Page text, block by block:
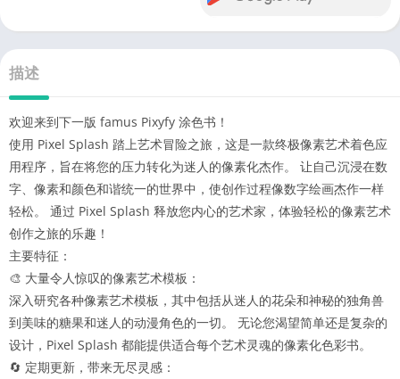
描述
欢迎来到下一版 famus Pixyfy 涂色书！
使用 Pixel Splash 踏上艺术冒险之旅，这是一款终极像素艺术着色应
用程序，旨在将您的压力转化为迷人的像素化杰作。 让自己沉浸在数
字、像素和颜色和谐统一的世界中，使创作过程像数字绘画杰作一样
轻松。 通过 Pixel Splash 释放您内心的艺术家，体验轻松的像素艺术
创作之旅的乐趣！
主要特征：
🎨 大量令人惊叹的像素艺术模板：
深入研究各种像素艺术模板，其中包括从迷人的花朵和神秘的独角兽
到美味的糖果和迷人的动漫角色的一切。 无论您渴望简单还是复杂的
设计，Pixel Splash 都能提供适合每个艺术灵魂的像素化色彩书。
🔄 定期更新，带来无尽灵感：